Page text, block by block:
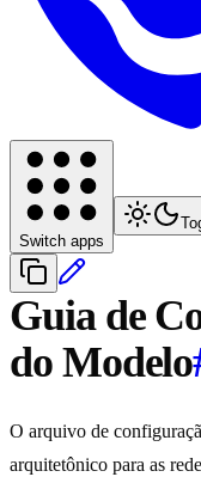
Switch apps
Guia de
do Modelo
O arquivo de
arquitetônico para as